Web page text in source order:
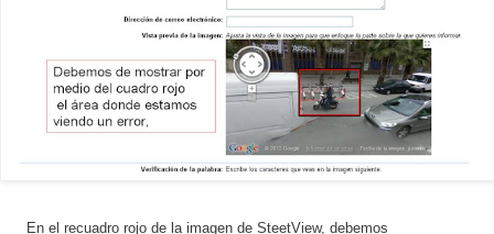
En el recuadro rojo de la imagen de SteetView, debemos